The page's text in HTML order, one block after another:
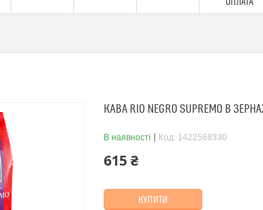
КАВА RIO NEGRO SUPREMO В
В наявності Код: 1422568330
615 ₴
КУПИТИ